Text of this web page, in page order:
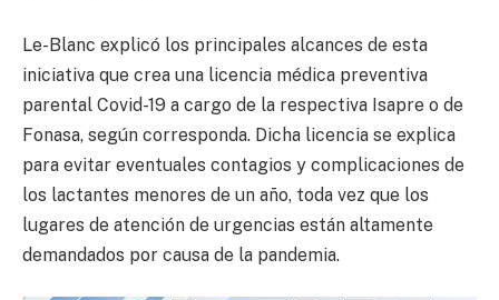
Le-Blanc explicó los principales alcances de esta
iniciativa que crea una licencia médica preventiva
parental Covid-19 a cargo de la respectiva Isapre o de
Fonasa, según corresponda. Dicha licencia se explica
para evitar eventuales contagios y complicaciones de
los lactantes menores de un año, toda vez que los
lugares de atención de urgencias están altamente
demandados por causa de la pandemia.